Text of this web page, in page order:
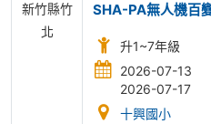
新竹縣竹
北
SHA-PA無人機百
升1~7年級
2026-07-13
2026-07-17
十興國小